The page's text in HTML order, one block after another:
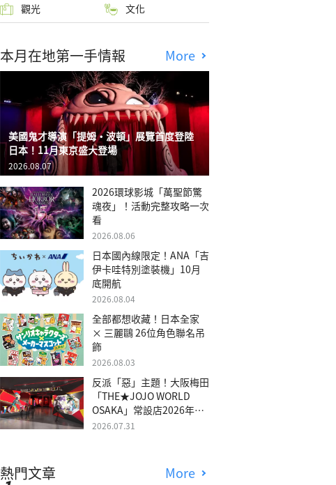
觀光 文化
本月在地第一手情報 More
美國鬼才導演「提姆・波頓」展覽首度登陸
日本！11月東京盛大登場
2026.08.07
2026環球影城「萬聖節驚
魂夜」！活動完整攻略一次
看
2026.08.06
日本國內線限定！ANA「吉
伊卡哇特別塗裝機」10月
底開航
2026.08.04
全部都想收藏！日本全家
× 三麗鷗 26位角色聯名吊
飾
2026.08.03
反派「惡」主題！大阪梅田
「THE★JOJO WORLD
OSAKA」常設店2026年冬
季開幕
2026.07.31
熱門文章 More